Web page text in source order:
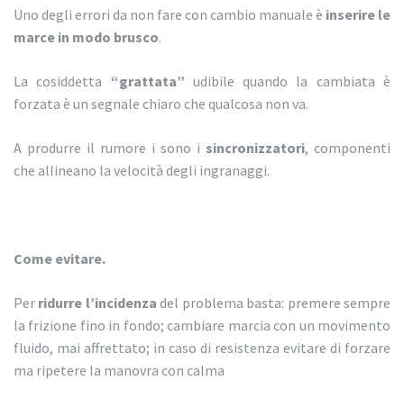
Uno degli errori da non fare con cambio manuale è inserire le
marce in modo brusco.
La cosiddetta “grattata” udibile quando la cambiata è
forzata è un segnale chiaro che qualcosa non va.
A produrre il rumore i sono i sincronizzatori, componenti
che allineano la velocità degli ingranaggi.
Come evitare.
Per ridurre l’incidenza del problema basta: premere sempre
la frizione fino in fondo; cambiare marcia con un movimento
fluido, mai affrettato; in caso di resistenza evitare di forzare
ma ripetere la manovra con calma